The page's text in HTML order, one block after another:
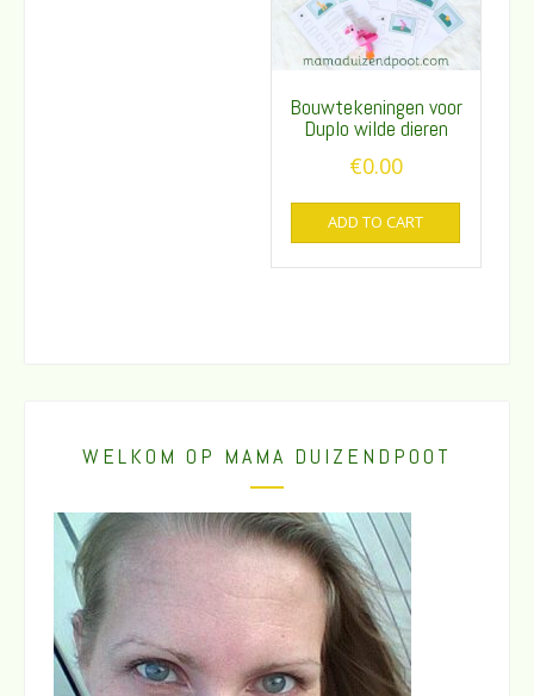
Bouwtekeningen voor
Duplo wilde dieren
€0.00
ADD TO CART
WELKOM OP MAMA DUIZENDPOOT